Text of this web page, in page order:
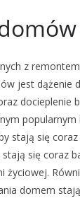
z
jest dążenie
docieplenie
stają się
się coraz
domem